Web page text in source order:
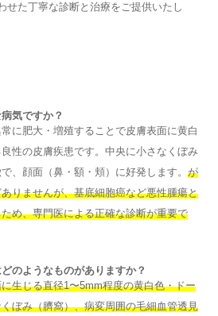
せた丁寧な診断と治療をご提供いたし
気ですか？
に肥大・増殖することで皮膚表面に黄白
性の皮膚疾患です。中央に小さなくぼみ
、顔面（鼻・額・頬）に好発します。 が
りませんが、基底細胞癌など悪性腫瘍と
め、専門医による正確な診断が重要で
のようなものがありますか？
生じる直径1〜5mm程度の黄白色・ドー
ぼみ（臍窩）、病変周囲の毛細血管透見